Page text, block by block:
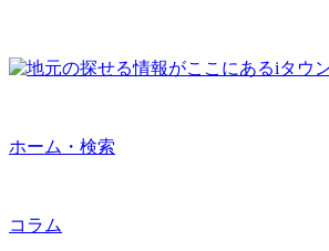
ホーム・検索
コラム